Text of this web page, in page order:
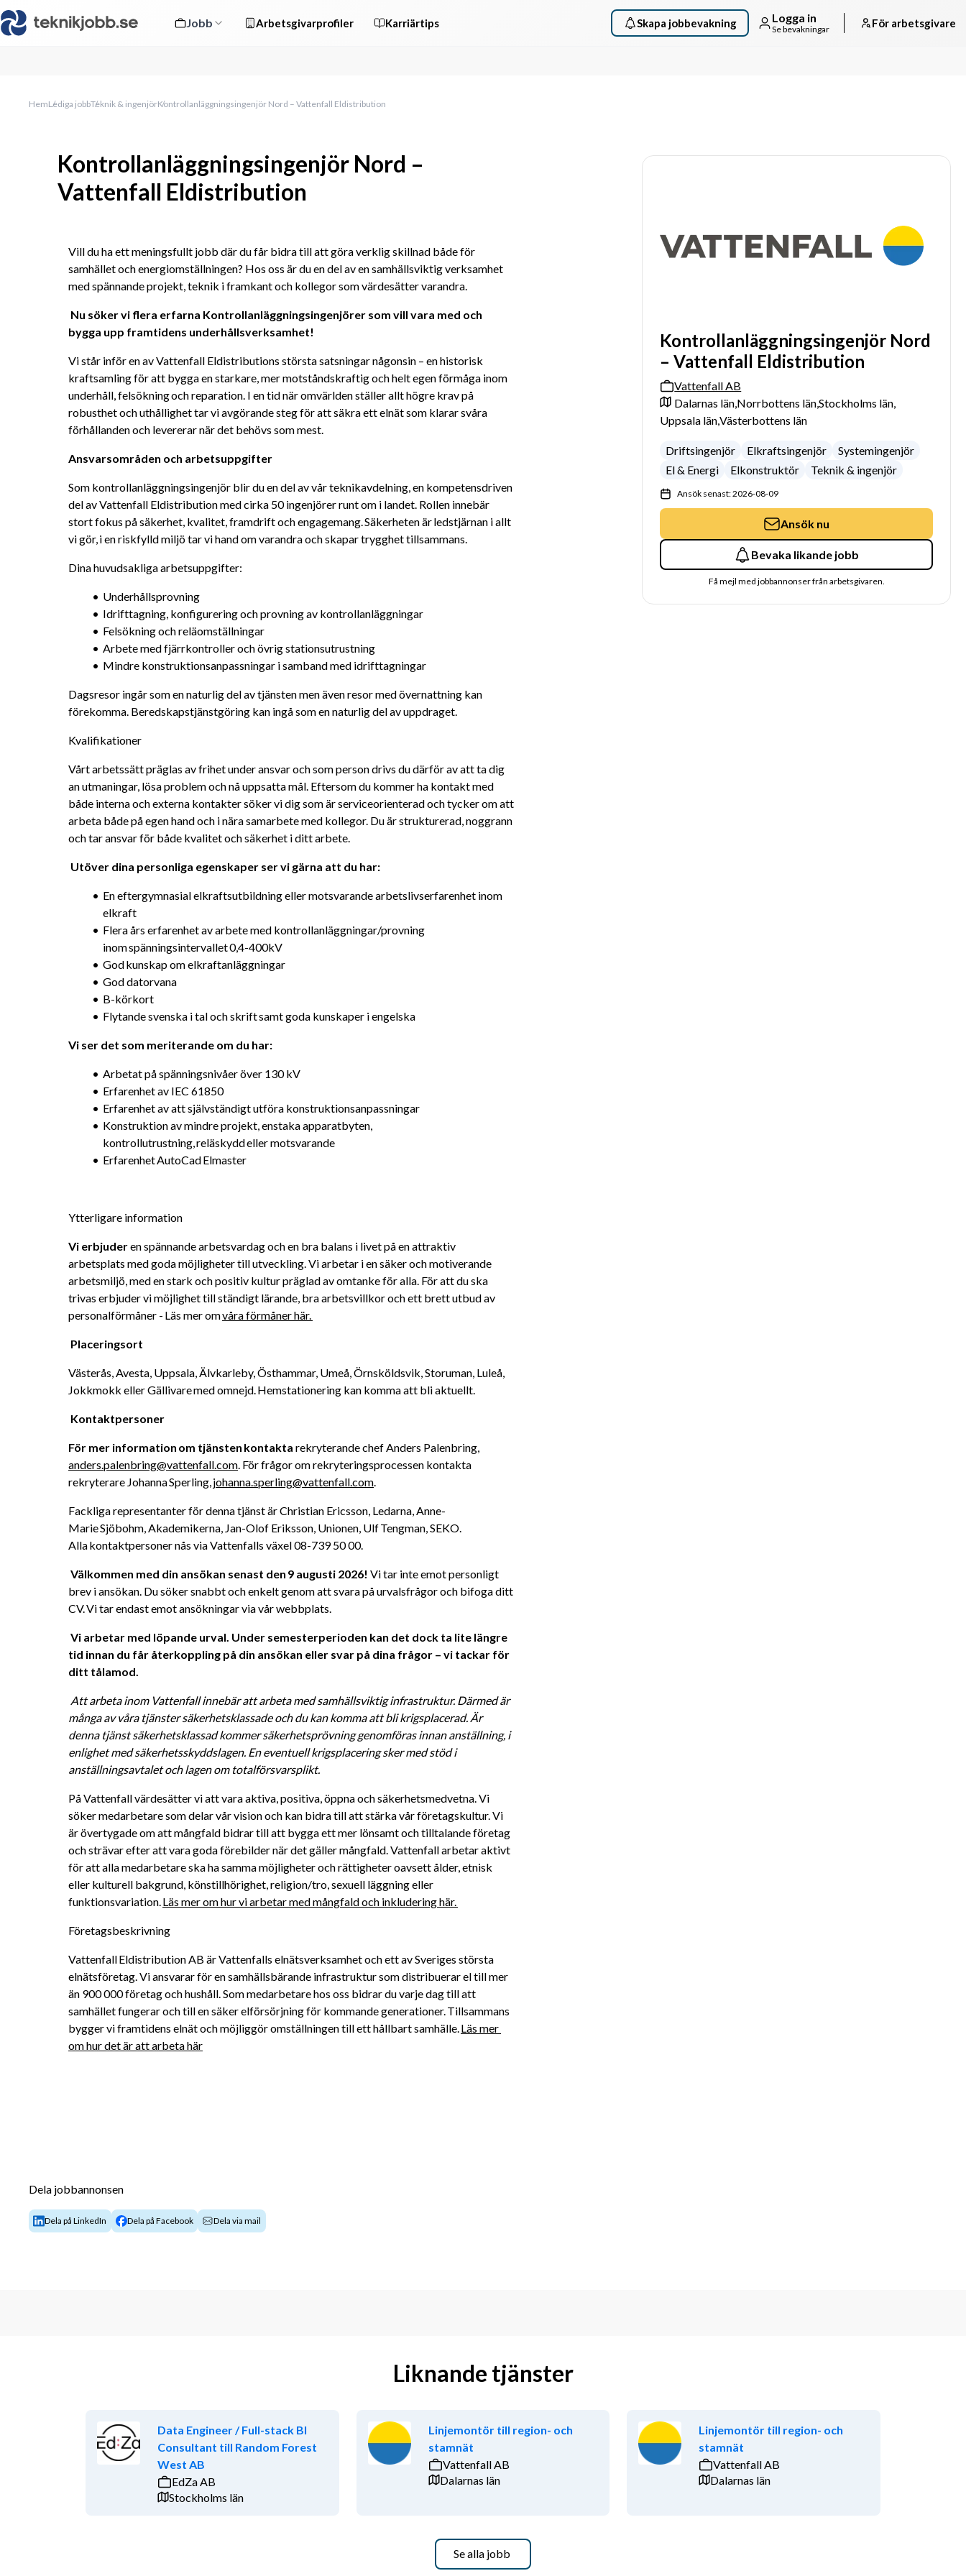
Jobb Arbetsgivarprofiler Karriärtips Skapa jobbevakning Logga in
Se bevakningar För arbetsgivare
HemLediga jobbTeknik & ingenjörKontrollanläggningsingenjör Nord – Vattenfall Eldistribution
Kontrollanläggningsingenjör Nord –
Vattenfall Eldistribution
Vill du ha ett meningsfullt jobb där du får bidra till att göra verklig skillnad både för
samhället och energiomställningen? Hos oss är du en del av en samhällsviktig verksamhet
med spännande projekt, teknik i framkant och kollegor som värdesätter varandra.
Nu söker vi flera erfarna Kontrollanläggningsingenjörer som vill vara med och
bygga upp framtidens underhållsverksamhet!
Vi står inför en av Vattenfall Eldistributions största satsningar någonsin – en historisk
kraftsamling för att bygga en starkare, mer motståndskraftig och helt egen förmåga inom
underhåll, felsökning och reparation. I en tid när omvärlden ställer allt högre krav på
robusthet och uthållighet tar vi avgörande steg för att säkra ett elnät som klarar svåra
förhållanden och levererar när det behövs som mest.
Ansvarsområden och arbetsuppgifter
Som kontrollanläggningsingenjör blir du en del av vår teknikavdelning, en kompetensdriven
del av Vattenfall Eldistribution med cirka 50 ingenjörer runt om i landet. Rollen innebär
stort fokus på säkerhet, kvalitet, framdrift och engagemang. Säkerheten är ledstjärnan i allt
vi gör, i en riskfylld miljö tar vi hand om varandra och skapar trygghet tillsammans.
Dina huvudsakliga arbetsuppgifter:
Underhållsprovning
Idrifttagning, konfigurering och provning av kontrollanläggningar
Felsökning och reläomställningar
Arbete med fjärrkontroller och övrig stationsutrustning
Mindre konstruktionsanpassningar i samband med idrifttagningar
Dagsresor ingår som en naturlig del av tjänsten men även resor med övernattning kan
förekomma. Beredskapstjänstgöring kan ingå som en naturlig del av uppdraget.
Kvalifikationer
Vårt arbetssätt präglas av frihet under ansvar och som person drivs du därför av att ta dig
an utmaningar, lösa problem och nå uppsatta mål. Eftersom du kommer ha kontakt med
både interna och externa kontakter söker vi dig som är serviceorienterad och tycker om att
arbeta både på egen hand och i nära samarbete med kollegor. Du är strukturerad, noggrann
och tar ansvar för både kvalitet och säkerhet i ditt arbete.
Utöver dina personliga egenskaper ser vi gärna att du har:
En eftergymnasial elkraftsutbildning eller motsvarande arbetslivserfarenhet inom
elkraft
Flera års erfarenhet av arbete med kontrollanläggningar/provning
inom spänningsintervallet 0,4-400kV
God kunskap om elkraftanläggningar
God datorvana
B-körkort
Flytande svenska i tal och skrift samt goda kunskaper i engelska
Vi ser det som meriterande om du har:
Arbetat på spänningsnivåer över 130 kV
Erfarenhet av IEC 61850
Erfarenhet av att självständigt utföra konstruktionsanpassningar
Konstruktion av mindre projekt, enstaka apparatbyten,
kontrollutrustning, reläskydd eller motsvarande
Erfarenhet AutoCad Elmaster
Ytterligare information
Vi erbjuder en spännande arbetsvardag och en bra balans i livet på en attraktiv
arbetsplats med goda möjligheter till utveckling. Vi arbetar i en säker och motiverande
arbetsmiljö, med en stark och positiv kultur präglad av omtanke för alla. För att du ska
trivas erbjuder vi möjlighet till ständigt lärande, bra arbetsvillkor och ett brett utbud av
personalförmåner - Läs mer om våra förmåner här.
Placeringsort
Västerås, Avesta, Uppsala, Älvkarleby, Östhammar, Umeå, Örnsköldsvik, Storuman, Luleå,
Jokkmokk eller Gällivare med omnejd. Hemstationering kan komma att bli aktuellt.
Kontaktpersoner
För mer information om tjänsten kontakta
anders.palenbring@vattenfall.com. För frågor om rekryteringsprocessen kontakta
rekryterare Johanna Sperling, johanna.sperling@vattenfall.com.
Fackliga representanter för denna tjänst är Christian Ericsson, Ledarna, Anne-
Marie Sjöbohm, Akademikerna, Jan-Olof Eriksson, Unionen, Ulf Tengman, SEKO.
Alla kontaktpersoner nås via Vattenfalls växel 08-739 50 00.
Välkommen med din ansökan senast den 9 augusti 2026! Vi tar inte emot personligt
brev i ansökan. Du söker snabbt och enkelt genom att svara på urvalsfrågor och bifoga ditt
CV. Vi tar endast emot ansökningar via vår webbplats.
Vi arbetar med löpande urval. Under semesterperioden kan det dock ta lite längre
tid innan du får återkoppling på din ansökan eller svar på dina frågor – vi tackar för
ditt tålamod.
Att arbeta inom Vattenfall innebär att arbeta med samhällsviktig infrastruktur. Därmed är
många av våra tjänster säkerhetsklassade och du kan komma att bli krigsplacerad. Är
denna tjänst säkerhetsklassad kommer säkerhetsprövning genomföras innan anställning, i
enlighet med säkerhetsskyddslagen. En eventuell krigsplacering sker med stöd i
anställningsavtalet och lagen om totalförsvarsplikt.
På Vattenfall värdesätter vi att vara aktiva, positiva, öppna och säkerhetsmedvetna. Vi
söker medarbetare som delar vår vision och kan bidra till att stärka vår företagskultur. Vi
är övertygade om att mångfald bidrar till att bygga ett mer lönsamt och tilltalande företag
och strävar efter att vara goda förebilder när det gäller mångfald. Vattenfall arbetar aktivt
för att alla medarbetare ska ha samma möjligheter och rättigheter oavsett ålder, etnisk
eller kulturell bakgrund, könstillhörighet, religion/tro, sexuell läggning eller
funktionsvariation. Läs mer om hur vi arbetar med mångfald och inkludering här.
Företagsbeskrivning
Vattenfall Eldistribution AB är Vattenfalls elnätsverksamhet och ett av Sveriges största
elnätsföretag. Vi ansvarar för en samhällsbärande infrastruktur som distribuerar el till mer
än 900 000 företag och hushåll. Som medarbetare hos oss bidrar du varje dag till att
samhället fungerar och till en säker elförsörjning för kommande generationer. Tillsammans
bygger vi framtidens elnät och möjliggör omställningen till ett hållbart samhälle. Läs mer
om hur det är att arbeta här
Kontrollanläggningsingenjör Nord
– Vattenfall Eldistribution
Vattenfall AB
Dalarnas län,Norrbottens län,Stockholms län,
Uppsala län,Västerbottens län
Driftsingenjör Elkraftsingenjör
Systemingenjör
El & Energi
Elkonstruktör Teknik & ingenjör
Ansök senast: 2026-08-09
Ansök nu
Bevaka likande jobb
Få mejl med jobbannonser från arbetsgivaren.
Dela jobbannonsen
Dela på LinkedIn Dela på Facebook Dela via mail
Liknande tjänster
Data Engineer / Full-stack BI
Consultant till Random Forest
West AB
EdZa AB
Stockholms län
Linjemontör till region- och
stamnät
Vattenfall AB
Dalarnas län
Linjemontör till region- och
stamnät
Vattenfall AB
Dalarnas län
Se alla jobb